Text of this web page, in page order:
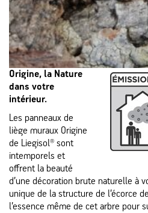
Origine, la Nature
dans votre
intérieur.
Les panneaux de
liège muraux Origine
de Liegisol® sont
intemporels et
offrent la beauté
d’une décoration brute naturelle à
unique de la structure de l’écorce
l’essence même de cet arbre pour